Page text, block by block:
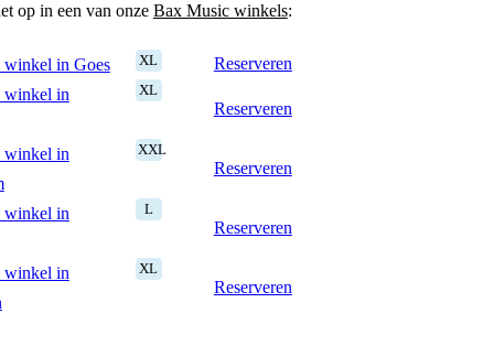
op in een van onze Bax Music winkels:
in Goes XL
Reserveren
winkel in
XL
Reserveren
winkel in
XXL
Reserveren
winkel in
L
Reserveren
winkel in
XL
Reserveren